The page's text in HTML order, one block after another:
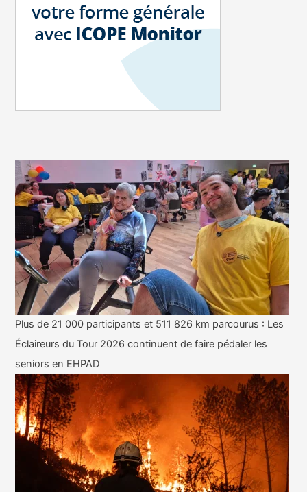
Plus de 21 000 participants et 511 826 km parcourus : Les
Éclaireurs du Tour 2026 continuent de faire pédaler les
seniors en EHPAD